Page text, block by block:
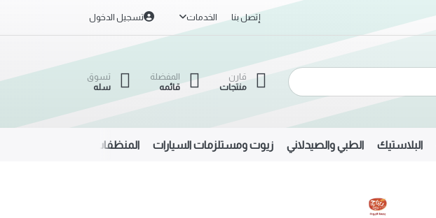
إتصل بنا الخدمات تسجيل الدخول
قارن
منتجات
المفضلة
قائمه
تسوق
سله
البلاستيك الطبي والصيدلاني زيوت ومستلزمات السيارات المنظفات